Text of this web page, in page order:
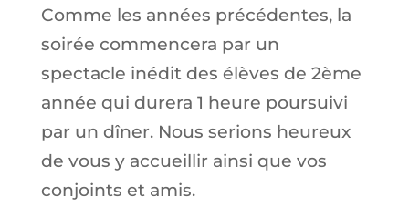
Comme les années précédentes, la
soirée commencera par un
spectacle inédit des élèves de 2ème
année qui durera 1 heure poursuivi
par un dîner. Nous serions heureux
de vous y accueillir ainsi que vos
conjoints et amis.